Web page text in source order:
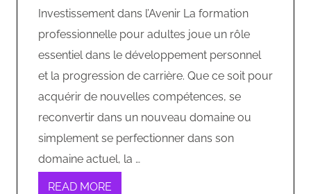
Investissement dans l’Avenir La formation
professionnelle pour adultes joue un rôle
essentiel dans le développement personnel
et la progression de carrière. Que ce soit pour
acquérir de nouvelles compétences, se
reconvertir dans un nouveau domaine ou
simplement se perfectionner dans son
domaine actuel, la …
READ MORE